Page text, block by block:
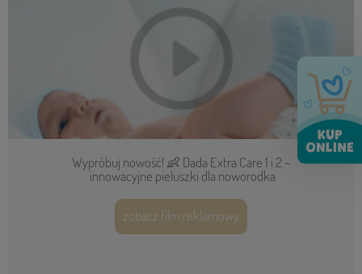
Wypróbuj nowość! 👶 Dada Extra Care 1 i 2 –
innowacyjne pieluszki dla noworodka
zobacz film reklamowy